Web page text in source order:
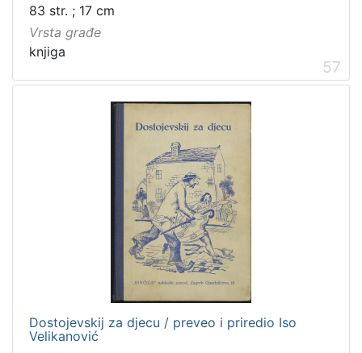
83 str. ; 17 cm
Vrsta građe
knjiga
57
Dostojevskij za djecu / preveo i priredio Iso
Velikanović